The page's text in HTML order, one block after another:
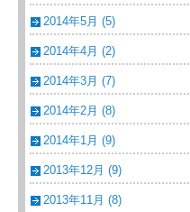
2014年5月 (5)
2014年4月 (2)
2014年3月 (7)
2014年2月 (8)
2014年1月 (9)
2013年12月 (9)
2013年11月 (8)